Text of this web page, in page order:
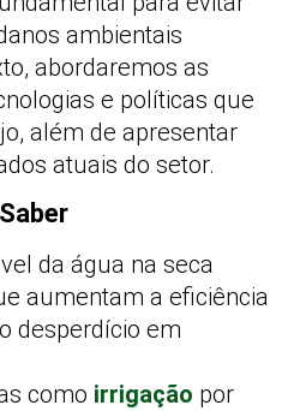
ambientais
abordaremos as
e políticas que
além de apresentar
atuais do setor.
da água na seca
aumentam a eficiência
desperdício em
como irrigação por